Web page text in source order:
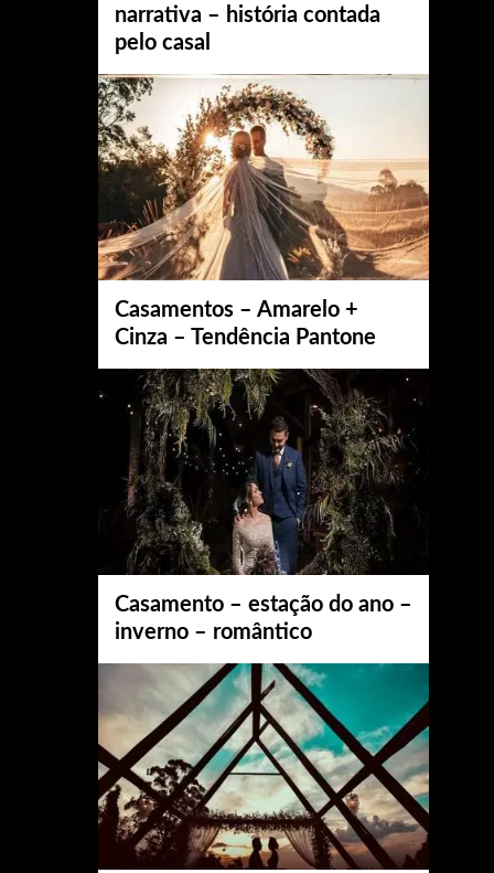
narrativa – história contada
pelo casal
Casamentos – Amarelo +
Cinza – Tendência Pantone
Casamento – estação do ano –
inverno – romântico